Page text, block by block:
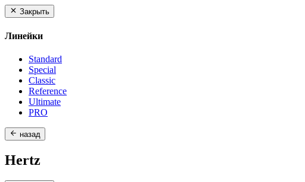
Закрыть
Линейки
Standard
Special
Classic
Reference
Ultimate
PRO
назад
Hertz